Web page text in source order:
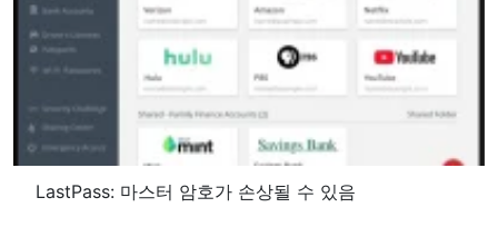
LastPass: 마스터 암호가 손상될 수 있음